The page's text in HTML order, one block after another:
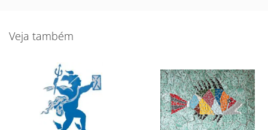
Veja também
Novidades do Acervo!
Seja o primeiro a receber novidades do acervo e agenda dos
próximos leilões e exposições.